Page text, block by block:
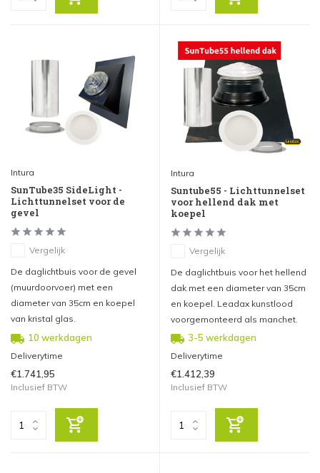
Intura
SunTube35 SideLight -
Lichttunnelset voor de
gevel
Vergelijk
De daglichtbuis voor de gevel
(muurdoorvoer) met een
diameter van 35cm en koepel
van kristal glas.
10 werkdagen
Deliverytime
€1.741,95
Inclusief BTW
Intura
Suntube55 - Lichttunnelset
voor hellend dak met
koepel
Vergelijk
De daglichtbuis voor het hellend
dak met een diameter van 35cm
en koepel. Leadax kunstlood
voorgemonteerd als manchet.
3-5 werkdagen
Deliverytime
€1.412,39
Inclusief BTW